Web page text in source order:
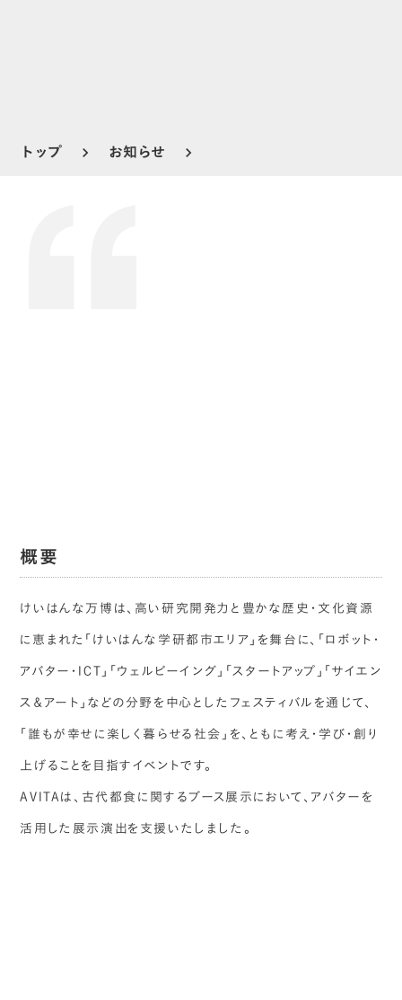
トップ keyboard_arrow_right お知らせ keyboard_arrow_right
概要
けいはんな万博は、高い研究開発力と豊かな歴史・文化資源
に恵まれた「けいはんな学研都市エリア」を舞台に、「ロボット・
アバター・ICT」「ウェルビーイング」「スタートアップ」「サイエン
ス＆アート」などの分野を中心としたフェスティバルを通じて、
「誰もが幸せに楽しく暮らせる社会」を、ともに考え・学び・創り
上げることを目指すイベントです。
AVITAは、古代都食に関するブース展示において、アバターを
活用した展示演出を支援いたしました。